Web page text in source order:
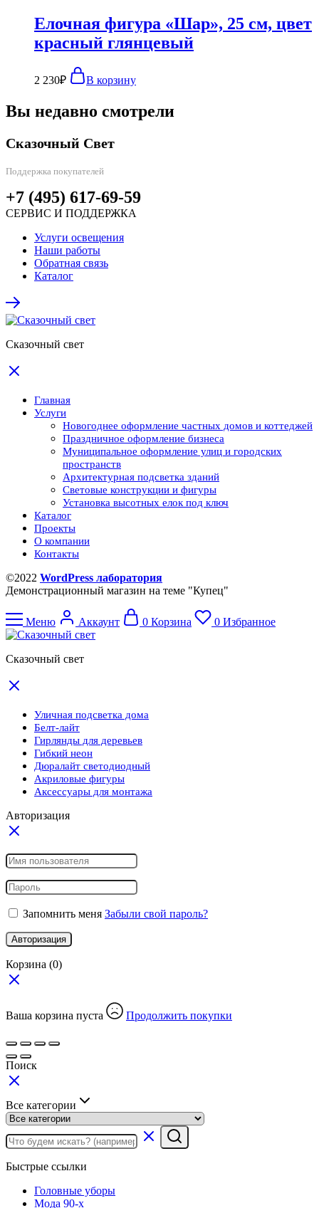
Елочная фигура «Шар», 25 см, цвет
красный глянцевый
2 230₽ В корзину
Вы недавно смотрели
Сказочный Свет
Поддержка покупателей
+7 (495) 617-69-59
СЕРВИС И ПОДДЕРЖКА
Услуги освещения
Наши работы
Обратная связь
Каталог
Сказочный свет
Главная
Услуги
Новогоднее оформление частных домов и коттеджей
Праздничное оформление бизнеса
Муниципальное оформление улиц и городских
пространств
Архитектурная подсветка зданий
Световые конструкции и фигуры
Установка высотных елок под ключ
Каталог
Проекты
О компании
Контакты
©2022 WordPress лаборатория
Демонстрационный магазин на теме "Купец"
Меню Аккаунт 0 Корзина 0 Избранное
Сказочный свет
Уличная подсветка дома
Белт-лайт
Гирлянды для деревьев
Гибкий неон
Дюралайт светодиодный
Акриловые фигуры
Аксессуары для монтажа
Авторизация
Запомнить меня Забыли свой пароль?
Авторизация
Корзина (0)
Ваша корзина пуста Продолжить покупки
Поиск
Все категории
Быстрые ссылки
Головные уборы
Мода 90-х